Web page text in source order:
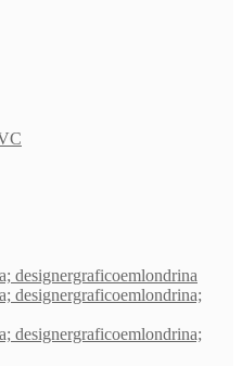
designergraficoemlondrina
designergraficoemlondrina;
designergraficoemlondrina;